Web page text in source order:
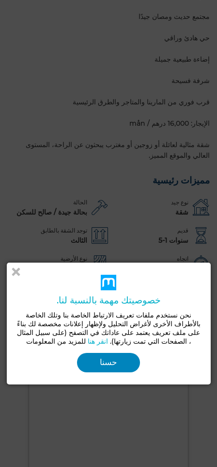
مجتمع حديث ومصان جيدًا
حي هادئ وراقي
إضاءة طبيعية جميلة
شرفة فسيحة
قرب فوري من المارينا والمتاجر والطرق الرئيسية
الإيجار: 16,000 درهم / mån
شقة مثالية لعائلة أو زوجين أو مغترب يبحثون عن الراحة، المستوى
العالي والموقع المميز.
مميزات رئيسية
نوع جيد
شقة
الحالة
بحالة جيدة / صالح للسكن
قديم
سنوات 1-5
توجد الشقة بالطابق
الثالث
اتجاه نوع الأرضية
مكيف زجاج مزدوج باب مصفحة
مطبخ مجهز ثلاجة فرن تلفزيون آلة غسيل
ميكروويف مسموح بدخول الحيوانات الأليفة
شاهد المزيد من الصور
خصوصيتك مهمة بالنسبة لنا.
نحن نستخدم ملفات تعريف الارتباط الخاصة بنا وتلك الخاصة
بالأطراف الأخرى لأغراض التحليل ولإظهار إعلانات مخصصة لك بناءً
على ملف تعريف يعتمد على عاداتك في التصفح (على سبيل المثال
، الصفحات التي تمت زيارتها). انقر هنا للمزيد من المعلومات
حسنا